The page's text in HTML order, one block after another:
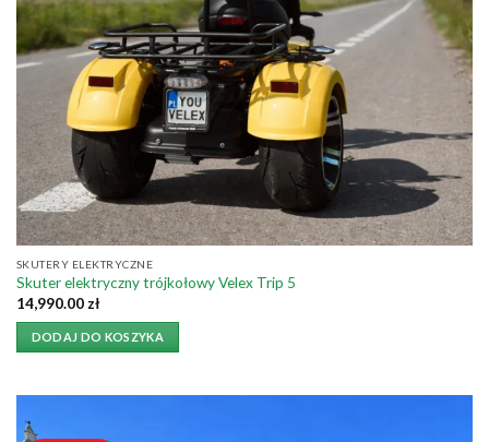
SKUTERY ELEKTRYCZNE
Skuter elektryczny trójkołowy Velex Trip 5
14,990.00 zł
DODAJ DO KOSZYKA